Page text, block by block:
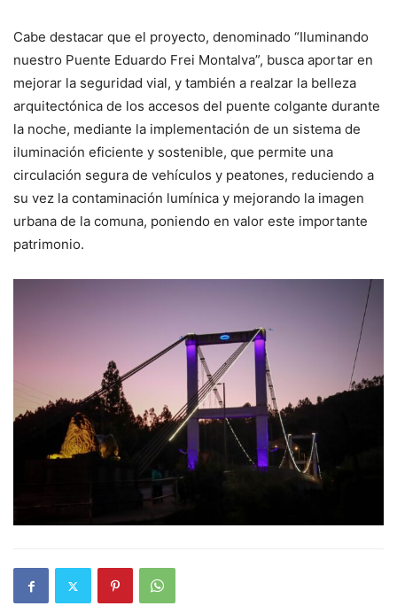
Cabe destacar que el proyecto, denominado “Iluminando
nuestro Puente Eduardo Frei Montalva”, busca aportar en
mejorar la seguridad vial, y también a realzar la belleza
arquitectónica de los accesos del puente colgante durante
la noche, mediante la implementación de un sistema de
iluminación eficiente y sostenible, que permite una
circulación segura de vehículos y peatones, reduciendo a
su vez la contaminación lumínica y mejorando la imagen
urbana de la comuna, poniendo en valor este importante
patrimonio.